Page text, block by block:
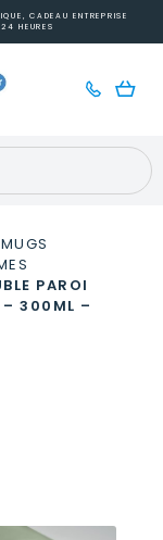
CADEAU ENTREPRISE
HEURES
MUGS
PAROI
– 300ML –